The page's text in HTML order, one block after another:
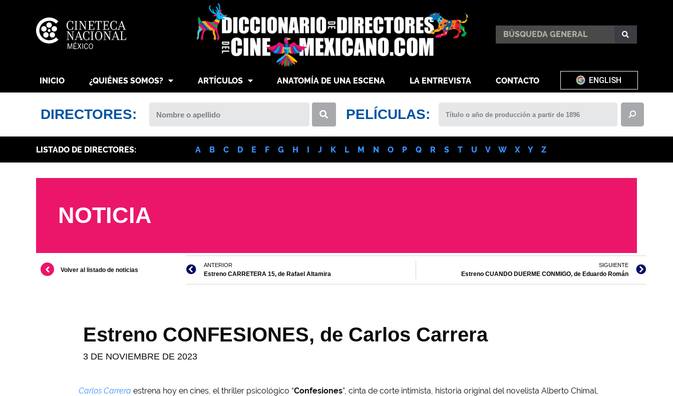
INICIO ¿QUIÉNES SOMOS? ARTÍCULOS ANATOMÍA DE UNA ESCENA LA ENTREVISTA CONTACTO ENGLISH
DIRECTORES: PELÍCULAS:
LISTADO DE DIRECTORES: A B C D E F G H I J K L M N O P Q R S T U V W X Y Z
NOTICIA
Volver al listado de noticias
ANTERIOR
Estreno CARRETERA 15, de Rafael Altamira
SIGUIENTE
Estreno CUANDO DUERME CONMIGO, de Eduardo Román
Estreno CONFESIONES, de Carlos Carrera
3 DE NOVIEMBRE DE 2023
Carlos Carrera estrena hoy en cines, el thriller psicológico “Confesiones”, cinta de corte intimista, historia original del novelista Alberto Chimal,